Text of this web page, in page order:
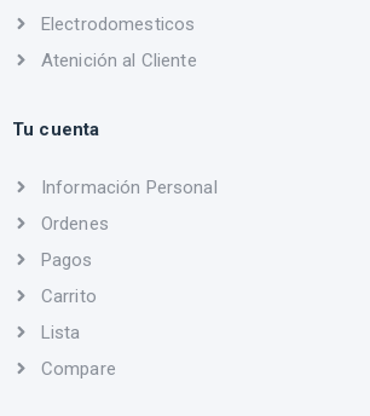
Electrodomesticos
Atenición al Cliente
Tu cuenta
Información Personal
Ordenes
Pagos
Carrito
Lista
Compare